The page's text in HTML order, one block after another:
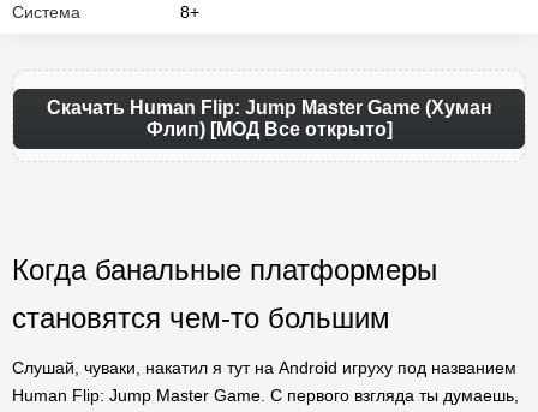
Система 8+
Скачать Human Flip: Jump Master Game (Хуман
Флип) [МОД Все открыто]
Когда банальные платформеры
становятся чем-то большим
Слушай, чуваки, накатил я тут на Android игруху под названием
Human Flip: Jump Master Game. С первого взгляда ты думаешь,